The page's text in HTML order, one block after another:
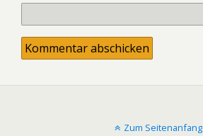
Zum Seitenanfang